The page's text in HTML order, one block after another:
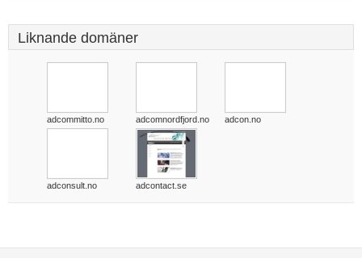
Liknande domäner
adcommitto.no adcomnordfjord.no adcon.no
adconsult.no adcontact.se